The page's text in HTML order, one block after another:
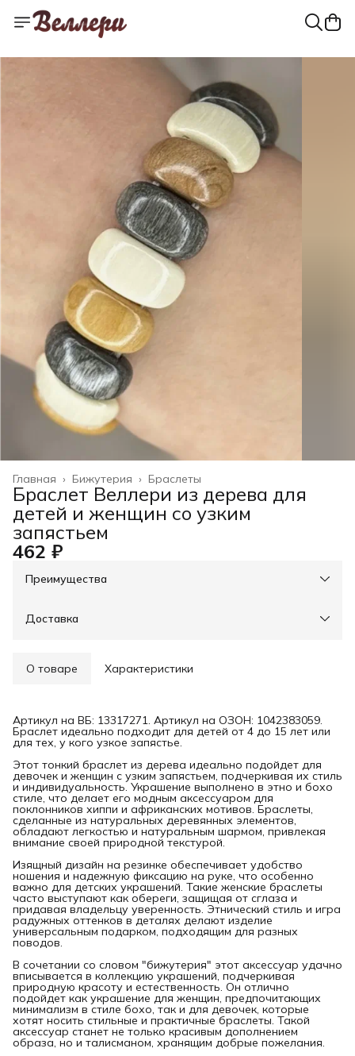
Браслеты
Бижутерия ›
Главная ›
Браслет Веллери из дерева для
детей и женщин со узким
запястьем
462 ₽
Преимущества
При оплате онлайн - скидка на доставку 30%, свыше
Доставка
О товаре Характеристики
Артикул на ВБ: 13317271. Артикул на ОЗОН: 1042383059.
Браслет идеально подходит для детей от 4 до 15 лет или
для тех, у кого узкое запястье.
Этот тонкий браслет из дерева идеально подойдет для
девочек и женщин с узким запястьем, подчеркивая их стиль
и индивидуальность. Украшение выполнено в этно и бохо
стиле, что делает его модным аксессуаром для
поклонников хиппи и африканских мотивов. Браслеты,
сделанные из натуральных деревянных элементов,
обладают легкостью и натуральным шармом, привлекая
внимание своей природной текстурой.
Изящный дизайн на резинке обеспечивает удобство
ношения и надежную фиксацию на руке, что особенно
важно для детских украшений. Такие женские браслеты
часто выступают как обереги, защищая от сглаза и
придавая владельцу уверенность. Этнический стиль и игра
радужных оттенков в деталях делают изделие
универсальным подарком, подходящим для разных
поводов.
В сочетании со словом "бижутерия" этот аксессуар удачно
вписывается в коллекцию украшений, подчеркивая
природную красоту и естественность. Он отлично
подойдет как украшение для женщин, предпочитающих
минимализм в стиле бохо, так и для девочек, которые
хотят носить стильные и практичные браслеты. Такой
аксессуар станет не только красивым дополнением
образа, но и талисманом, хранящим добрые пожелания.